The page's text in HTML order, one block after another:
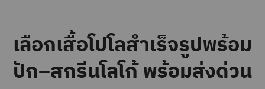
เลือกเสื้อโปโลสำเร็จรูปพร้อม
ปัก–สกรีนโลโก้ พร้อมส่งด่วน